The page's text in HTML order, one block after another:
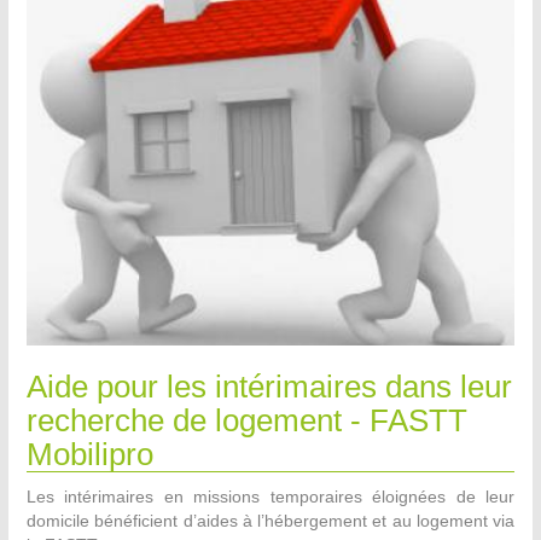
Aide pour les intérimaires dans leur
recherche de logement - FASTT
Mobilipro
Les intérimaires en missions temporaires éloignées de leur
domicile bénéficient d’aides à l’hébergement et au logement via